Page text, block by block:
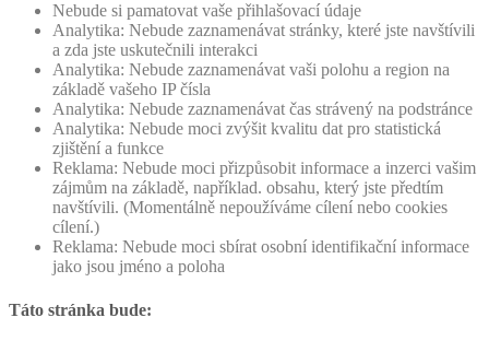
Nebude si pamatovat vaše přihlašovací údaje
Analytika: Nebude zaznamenávat stránky, které jste navštívili
a zda jste uskutečnili interakci
Analytika: Nebude zaznamenávat vaši polohu a region na
základě vašeho IP čísla
Analytika: Nebude zaznamenávat čas strávený na podstránce
Analytika: Nebude moci zvýšit kvalitu dat pro statistická
zjištění a funkce
Reklama: Nebude moci přizpůsobit informace a inzerci vašim
zájmům na základě, například. obsahu, který jste předtím
navštívili. (Momentálně nepoužíváme cílení nebo cookies
cílení.)
Reklama: Nebude moci sbírat osobní identifikační informace
jako jsou jméno a poloha
Táto stránka bude: